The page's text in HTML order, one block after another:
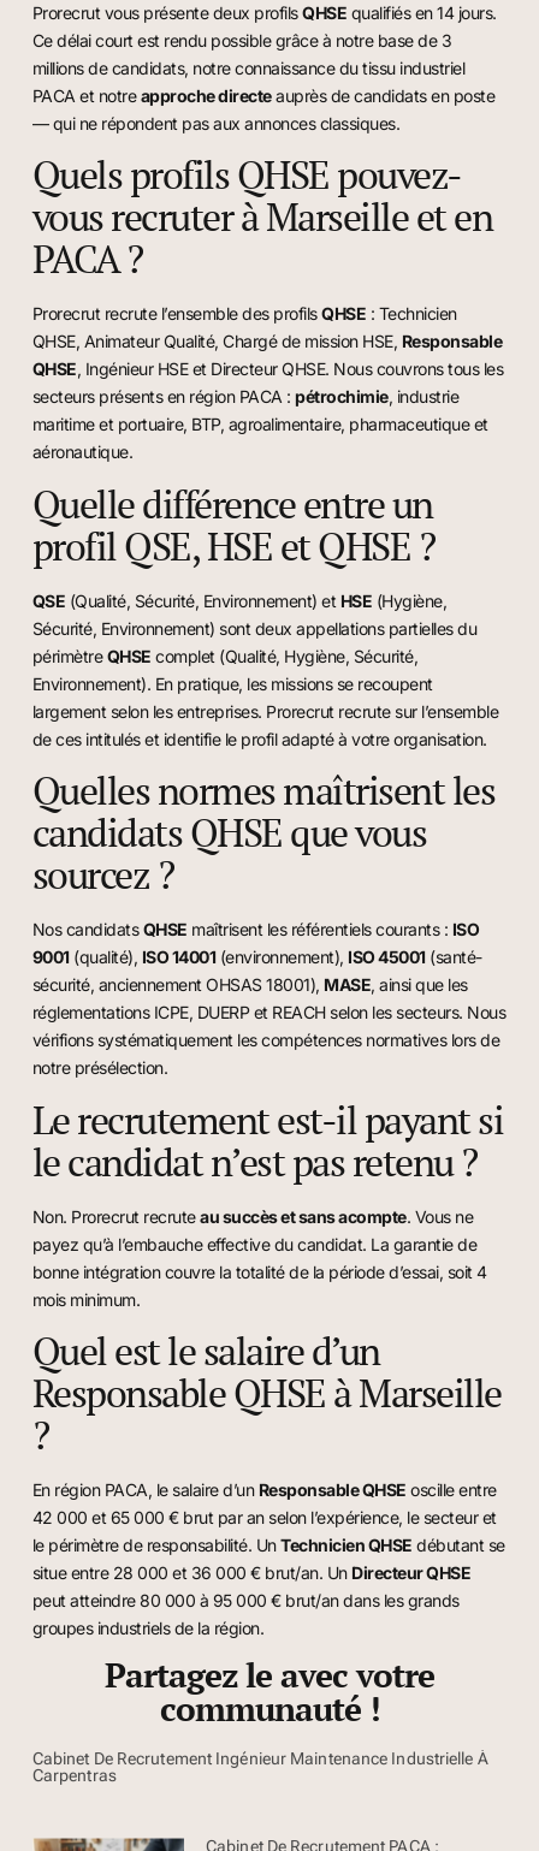
Prorecrut vous présente deux profilsQHSE qualifiés en 14 jours.
Ce délai court est rendu possible grâce à notre base de 3
millions de candidats, notre connaissance du tissu industriel
PACA et notreapproche directeauprès de candidats en poste
— qui ne répondent pas aux annonces classiques.
Quels profils QHSE pouvez-
vous recruter à Marseille et en
PACA ?
Prorecrut recrute l’ensemble des profilsQHSE : Technicien
QHSE, Animateur Qualité, Chargé de mission HSE, Responsable
QHSE, Ingénieur HSE et Directeur QHSE. Nous couvrons tous les
secteurs présents en région PACA :pétrochimie, industrie
maritime et portuaire, BTP, agroalimentaire, pharmaceutique et
aéronautique.
Quelle différence entre un
profil QSE, HSE et QHSE ?
QSE (Qualité, Sécurité, Environnement) et HSE (Hygiène,
Sécurité, Environnement) sont deux appellations partielles du
périmètreQHSE complet (Qualité, Hygiène, Sécurité,
Environnement). En pratique, les missions se recoupent
largement selon les entreprises. Prorecrut recrute sur l’ensemble
de ces intitulés et identifie le profil adapté à votre organisation.
Quelles normes maîtrisent les
candidats QHSE que vous
sourcez ?
Nos candidatsQHSE maîtrisent les référentiels courants : ISO
9001(qualité), ISO 14001(environnement), ISO 45001(santé-
sécurité, anciennement OHSAS 18001), MASE, ainsi que les
réglementations ICPE, DUERP et REACH selon les secteurs. Nous
vérifions systématiquement les compétences normatives lors de
notre présélection.
Le recrutement est-il payant si
le candidat n’est pas retenu ?
Non. Prorecrut recruteau succès et sans acompte. Vous ne
payez qu’à l’embauche effective du candidat. La garantie de
bonne intégration couvre la totalité de la période d’essai, soit 4
mois minimum.
Quel est le salaire d’un
Responsable QHSE à Marseille
?
En région PACA, le salaire d’un Responsable QHSE oscille entre
42 000 et 65 000 € brut par an selon l’expérience, le secteur et
le périmètre de responsabilité. UnTechnicien QHSE débutant se
situe entre 28 000 et 36 000 € brut/an. Un Directeur QHSE
peut atteindre 80 000 à 95 000 € brut/an dans les grands
groupes industriels de la région.
Partagez le avec votre
communauté !
Cabinet De Recrutement Ingénieur Maintenance Industrielle À
Carpentras
Cabinet De Recrutement PACA :